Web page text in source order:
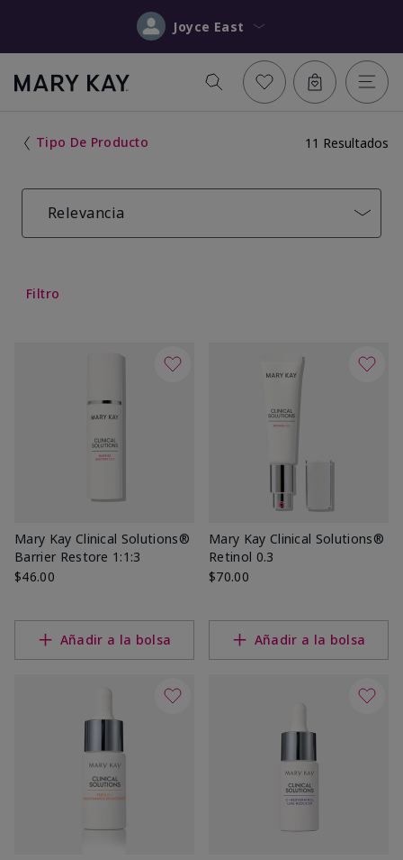
Joyce East
Tipo De Producto 11 Resultados
Relevancia
Filtro
Mary Kay Clinical Solutions®
Barrier Restore 1:1:3
$46.00
Añadir a la bolsa
Mary Kay Clinical Solutions®
Retinol 0.3
$70.00
Añadir a la bolsa